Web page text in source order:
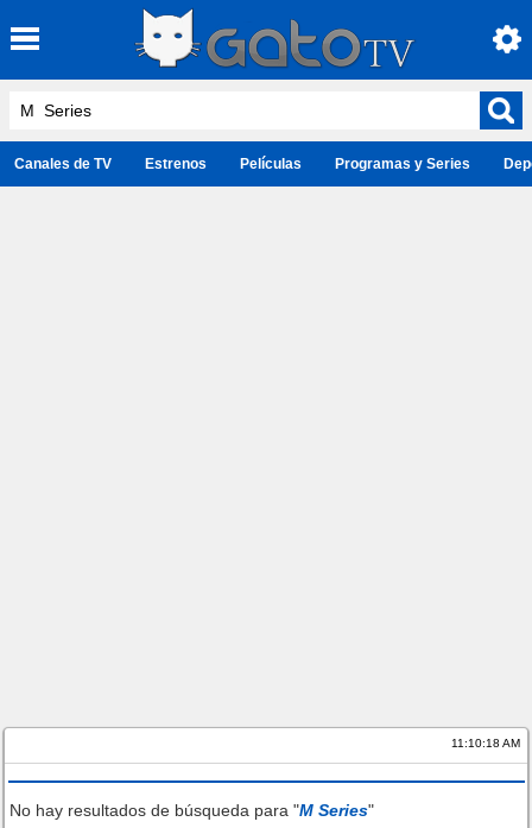
Canales de TV Estrenos Películas Programas y Series
11:10:18 AM
No hay resultados de búsqueda para "M Series"